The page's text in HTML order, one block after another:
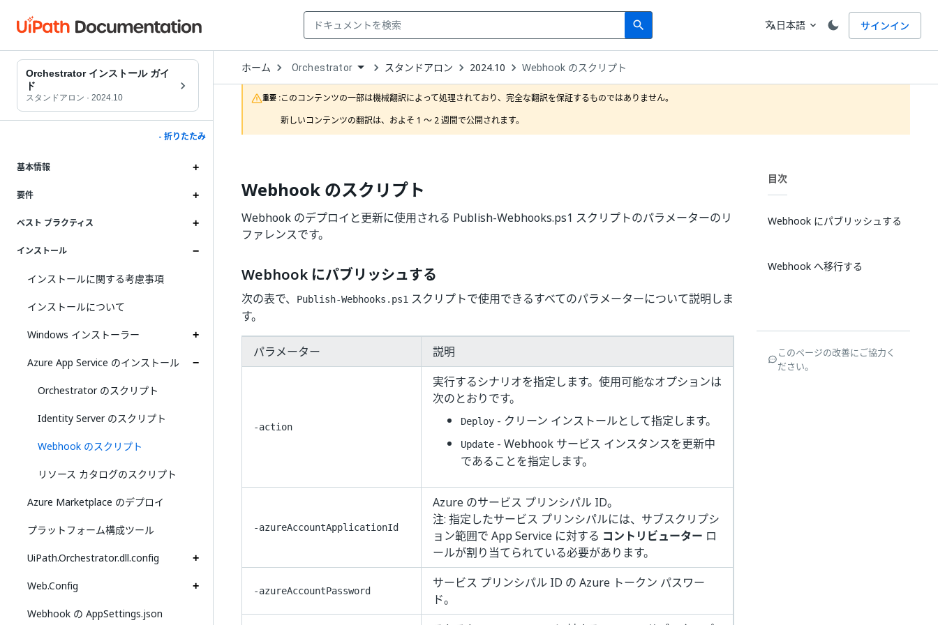
search
Search 言語
translate日本語 expand_more サインイン
Orchestrator インストール ガイ
ド
スタンドアロン · 2024.10
- 折りたたみ
基本情報
要件
ベスト プラクティス
インストール
インストールに関する考慮事項
インストールについて
Windows インストーラー
Azure App Service のインストール
Orchestrator のスクリプト
Identity Server のスクリプト
Webhook のスクリプト
リソース カタログのスクリプト
Azure Marketplace のデプロイ
プラットフォーム構成ツール
UiPath.Orchestrator.dll.config
Web.Config
Webhook の AppSettings.json
ホーム Open
Dropdown
to
choose
product
Orchestrator スタンドアロン 2024.10 Webhook のスクリプト
重要 :このコンテンツの一部は機械翻訳によって処理されており、完全な翻訳を保証するものではありません。
新しいコンテンツの翻訳は、およそ 1 ～ 2 週間で公開されます。
Webhook のスクリプト
Webhook のデプロイと更新に使用される Publish-Webhooks.ps1 スクリプトのパラメーターのリ
ファレンスです。
Webhook にパブリッシュする
次の表で、 Publish-Webhooks.ps1 スクリプトで使用できるすべてのパラメーターについて説明しま
す。
パラメーター 説明
-action
実行するシナリオを指定します。使用可能なオプションは
次のとおりです。
Deploy - クリーン インストールとして指定します。
Update - Webhook サービス インスタンスを更新中
であることを指定します。
-azureAccountApplicationId
Azure のサービス プリンシパル ID。
注: 指定したサービス プリンシパルには、サブスクリプシ
ョン範囲で App Service に対する コントリビューター ロ
ールが割り当てられている必要があります。
-azureAccountPassword
サービス プリンシパル ID の Azure トークン パスワー
ド。
目次
Webhook にパブリッシュする
Webhook へ移行する
このページの改善にご協力く
ださい。